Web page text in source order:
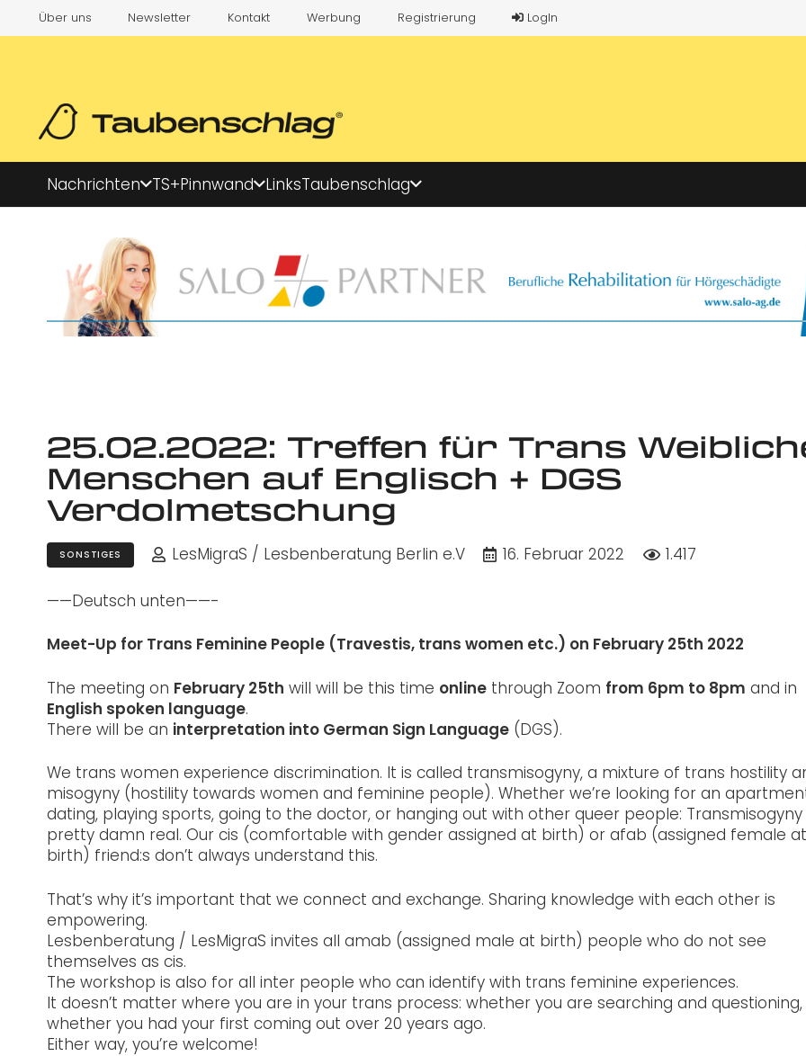
Über uns Newsletter Kontakt Werbung Registrierung LogIn
Nachrichten TS+Pinnwand LinksTaubenschlag
25.02.2022: Treffen für Trans
Menschen auf Englisch + DGS
Verdolmetschung
SONSTIGES LesMigraS / Lesbenberatung Berlin e.V 16. Februar 2022 1.417
——Deutsch unten——-
Meet-Up for Trans Feminine People (Travestis, trans women etc.) on February 25th 2022
The meeting on February 25th will will be this time online through Zoom from 6pm to 8pm and in
English spoken language.
There will be an interpretation into German Sign Language (DGS).
We trans women experience discrimination. It is called transmisogyny, a mixture of trans hostility
misogyny (hostility towards women and feminine people). Whether we’re looking for an
dating, playing sports, going to the doctor, or hanging out with other queer people: Transmisogyny
pretty damn real. Our cis (comfortable with gender assigned at birth) or afab (assigned female at
birth) friend:s don’t always understand this.
That’s why it’s important that we connect and exchange. Sharing knowledge with each other is
empowering.
Lesbenberatung / LesMigraS invites all amab (assigned male at birth) people who do not see
themselves as cis.
The workshop is also for all inter people who can identify with trans feminine experiences.
It doesn’t matter where you are in your trans process: whether you are searching and
whether you had your first coming out over 20 years ago.
Either way, you’re welcome!